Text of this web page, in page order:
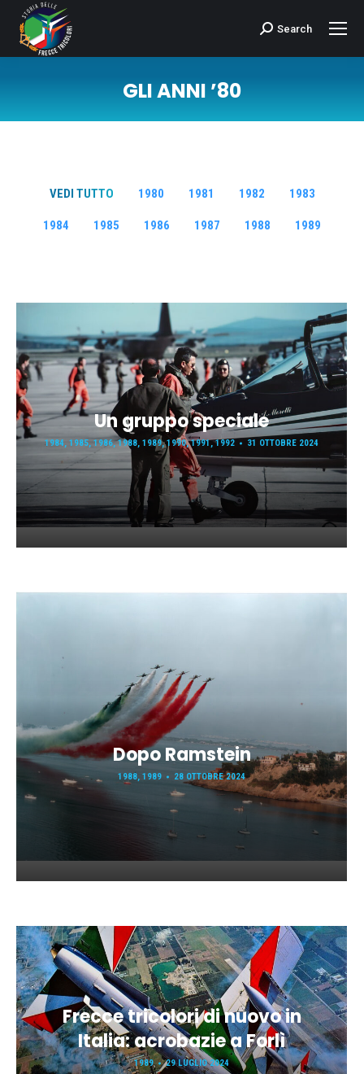
Cerca:Search
GLI ANNI ’80
VEDI TUTTO 1980 1981 1982 1983
1984 1985 1986 1987 1988 1989
Un gruppo speciale
1984 1985 1986,1988 1989,1990,1991,1992 31 OTTOBRE 2024
Dopo Ramstein
1988, 1989 28 OTTOBRE 2024
Frecce tricolori di nuovo in
Italia: acrobazie a Forlì
1989 29 LUGLIO 2024